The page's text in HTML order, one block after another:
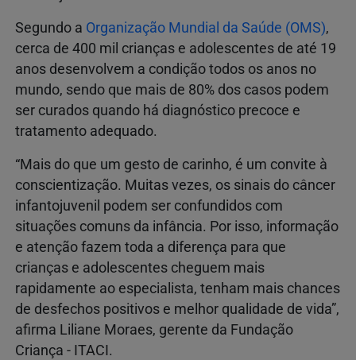
Segundo a Organização Mundial da Saúde (OMS),
cerca de 400 mil crianças e adolescentes de até 19
anos desenvolvem a condição todos os anos no
mundo, sendo que mais de 80% dos casos podem
ser curados quando há diagnóstico precoce e
tratamento adequado.
“Mais do que um gesto de carinho, é um convite à
conscientização. Muitas vezes, os sinais do câncer
infantojuvenil podem ser confundidos com
situações comuns da infância. Por isso, informação
e atenção fazem toda a diferença para que
crianças e adolescentes cheguem mais
rapidamente ao especialista, tenham mais chances
de desfechos positivos e melhor qualidade de vida”,
afirma Liliane Moraes, gerente da Fundação
Criança - ITACI.